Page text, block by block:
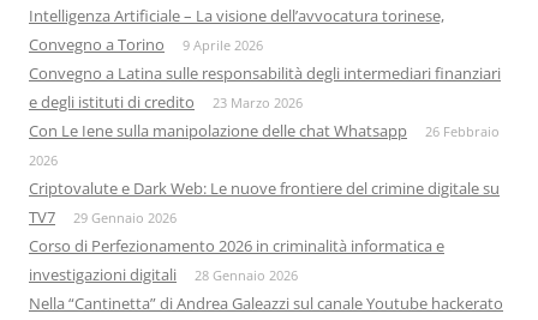
Intelligenza Artificiale – La visione dell’avvocatura torinese,
Convegno a Torino
9 Aprile 2026
Convegno a Latina sulle responsabilità degli intermediari finanziari
e degli istituti di credito
23 Marzo 2026
Con Le Iene sulla manipolazione delle chat Whatsapp
26 Febbraio
2026
Criptovalute e Dark Web: Le nuove frontiere del crimine digitale su
TV7
29 Gennaio 2026
Corso di Perfezionamento 2026 in criminalità informatica e
investigazioni digitali
28 Gennaio 2026
Nella “Cantinetta” di Andrea Galeazzi sul canale Youtube hackerato